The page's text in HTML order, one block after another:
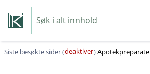
Siste besøkte sider (deaktiver)